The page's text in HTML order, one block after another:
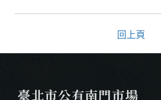
回上頁
臺北市公有南門市場